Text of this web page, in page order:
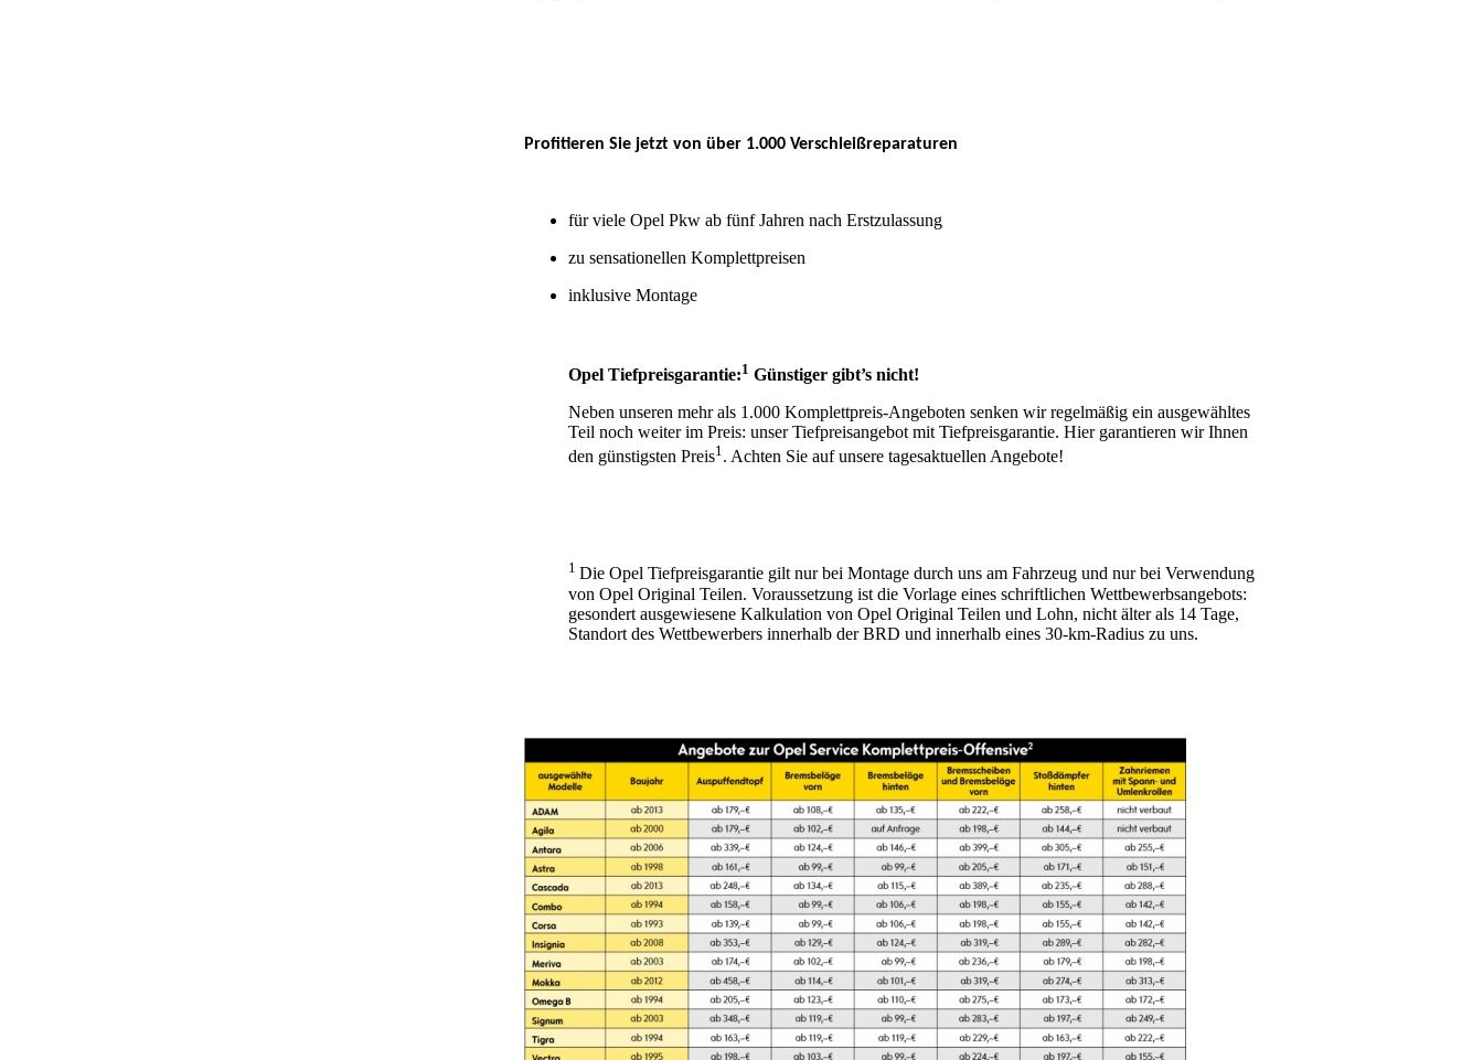
Profitieren Sie jetzt von über 1.000 Verschleißreparaturen
für viele Opel Pkw ab fünf Jahren nach Erstzulassung
zu sensationellen Komplettpreisen
inklusive Montage
Opel Tiefpreisgarantie:1 Günstiger gibt’s nicht!
Neben unseren mehr als 1.000 Komplettpreis-Angeboten senken wir regelmäßig ein ausgewähltes
Teil noch weiter im Preis: unser Tiefpreisangebot mit Tiefpreisgarantie. Hier garantieren wir Ihnen
den günstigsten Preis1 . Achten Sie auf unsere tagesaktuellen Angebote!
1 Die Opel Tiefpreisgarantie gilt nur bei Montage durch uns am Fahrzeug und nur bei Verwendung
von Opel Original Teilen. Voraussetzung ist die Vorlage eines schriftlichen Wettbewerbsangebots:
gesondert ausgewiesene Kalkulation von Opel Original Teilen und Lohn, nicht älter als 14 Tage,
Standort des Wettbewerbers innerhalb der BRD und innerhalb eines 30-km-Radius zu uns.